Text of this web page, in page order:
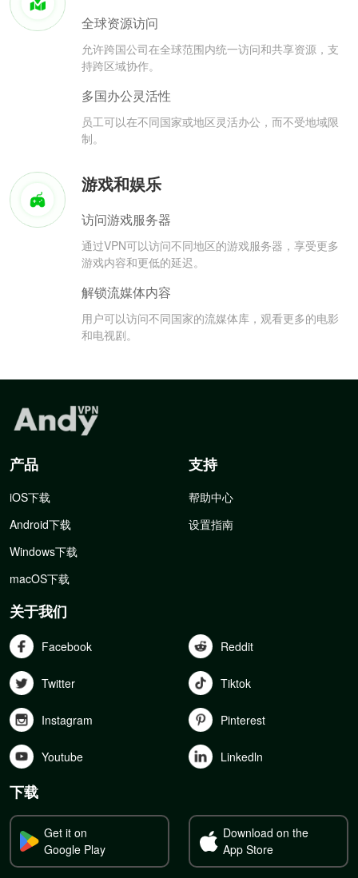
全球资源访问
允许跨国公司在全球范围内统一访问和共享资源，支
持跨区域协作。
多国办公灵活性
员工可以在不同国家或地区灵活办公，而不受地域限
制。
游戏和娱乐
访问游戏服务器
通过VPN可以访问不同地区的游戏服务器，享受更多
游戏内容和更低的延迟。
解锁流媒体内容
用户可以访问不同国家的流媒体库，观看更多的电影
和电视剧。
产品
iOS下载
Android下载
Windows下载
macOS下载
支持
帮助中心
设置指南
关于我们
Facebook Reddit
Twitter Tiktok
Instagram Pinterest
Youtube Linkedln
下载
Get it on
Google Play
Download on the
App Store